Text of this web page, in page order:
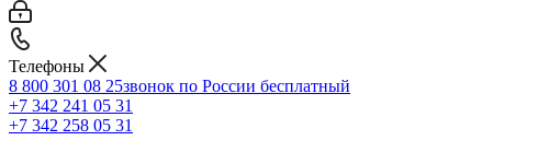
Телефоны
8 800 301 08 25звонок по России бесплатный
+7 342 241 05 31
+7 342 258 05 31